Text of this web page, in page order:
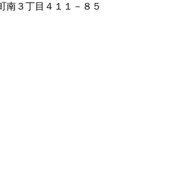
南３丁目４１１－８５